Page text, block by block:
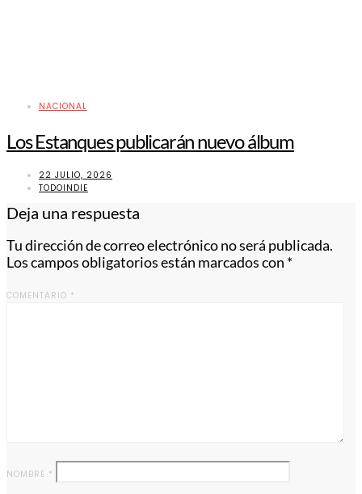
NACIONAL
Los Estanques publicarán nuevo álbum
22 JULIO, 2026
TODOINDIE
Deja una respuesta
Tu dirección de correo electrónico no será publicada.
Los campos obligatorios están marcados con *
COMENTARIO *
NOMBRE *